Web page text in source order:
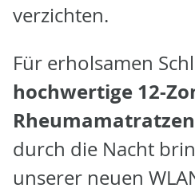
verzichten.
Für erholsamen
hochwertige 12-
Rheumamatratzen
durch die Nacht
unserer neuen